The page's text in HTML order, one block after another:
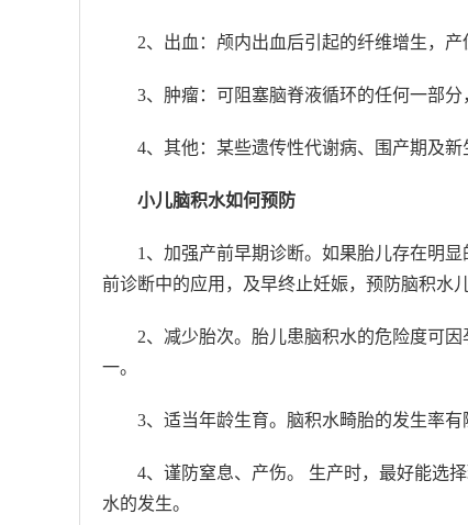
2、出血：颅内出血后引起的纤维增生，产
3、肿瘤：可阻塞脑脊液循环的任何一部
4、其他：某些遗传性代谢病、围产期及
小儿脑积水如何预防
1、加强产前早期诊断。如果胎儿存在明
前诊断中的应用，及早终止妊娠，预防脑积水儿
2、减少胎次。胎儿患脑积水的危险度可
一。
3、适当年龄生育。脑积水畸胎的发生率
4、谨防窒息、产伤。 生产时，最好能选
水的发生。